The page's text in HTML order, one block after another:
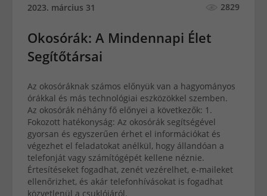
2023. március 31 2829
Okosórák: A Mindennapi Élet
Segítőtársai
Az okosóráknak számos előnyük van a hagyományos
órákkal és más technológiai eszközökkel szemben.
Az okosórák néhány fő előnyei a következők: 1.
Fokozott hatékonyság: Az okosórák segítségével
gyorsan és egyszerűen érhet el információkat és
végezhet el feladatokat anélkül, hogy állandóan a
telefonját vagy számítógépét kellene néznie.
Értesítéseket fogadhat, zenét vezérelhet, e-maileket
ellenőrizhet, és akár telefonhívásokat is fogadhat
közvetlenül a csuklójáról.